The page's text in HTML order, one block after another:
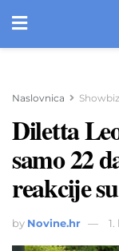
Naslovnica Showbiz
Diletta
samo 22
reakcije
by Novine.hr